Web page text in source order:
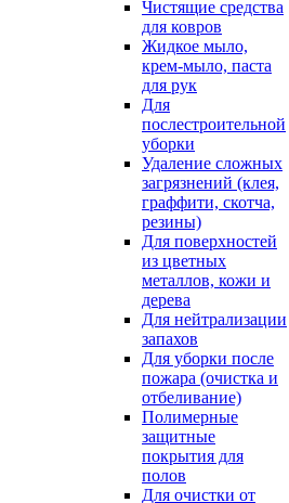
Чистящие средства
для ковров
Жидкое мыло,
крем-мыло, паста
для рук
Для
послестроительной
уборки
Удаление сложных
загрязнений (клея,
граффити, скотча,
резины)
Для поверхностей
из цветных
металлов, кожи и
дерева
Для нейтрализации
запахов
Для уборки после
пожара (очистка и
отбеливание)
Полимерные
защитные
покрытия для
полов
Для очистки от